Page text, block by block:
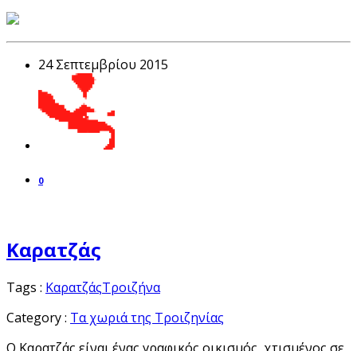
24 Σεπτεμβρίου 2015
0
Καρατζάς
Tags : ΚαρατζάςΤροιζήνα
Category : Τα χωριά της Τροιζηνίας